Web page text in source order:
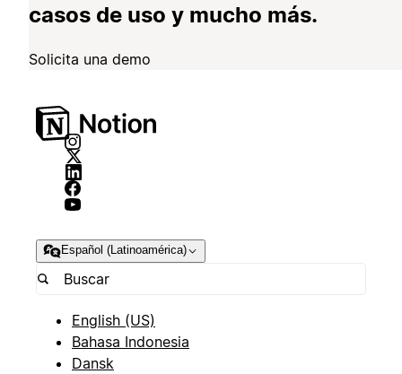
casos de uso y mucho más.
Solicita una demo
Español (Latinoamérica)
English (US)
Bahasa Indonesia
Dansk